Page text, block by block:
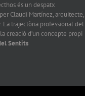
és un despatx
Claudi Martínez, arquitecte,
La trajectòria professional del
creació d’un concepte propi
Sentits